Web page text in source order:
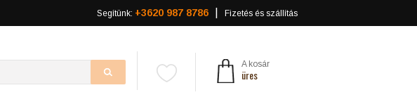
Segítünk: +3620 987 8786 Fizetés és szállítás
A kosár
üres